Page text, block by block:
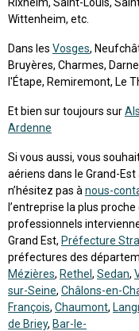
Wittenheim, etc.
Dans les Vosges,
Bruyères, Charmes,
l'Étape, Remiremont, Le
Et bien sur toujours sur
Ardenne
Si vous aussi, vous
aériens dans le Grand-
n’hésitez pas à nous-
l’entreprise la plus
professionnels
Grand Est, Préfecture
préfectures des
Mézières, Rethel , Sedan,
sur-Seine, Châlons-en-
François, Chaumont,
de Briey, Bar-le-